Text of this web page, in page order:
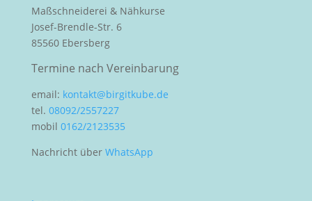
Maßschneiderei & Nähkurse
Josef-Brendle-Str. 6
85560 Ebersberg
Termine nach Vereinbarung
email: kontakt@birgitkube.de
tel. 08092/2557227
mobil 0162/2123535
Nachricht über WhatsApp